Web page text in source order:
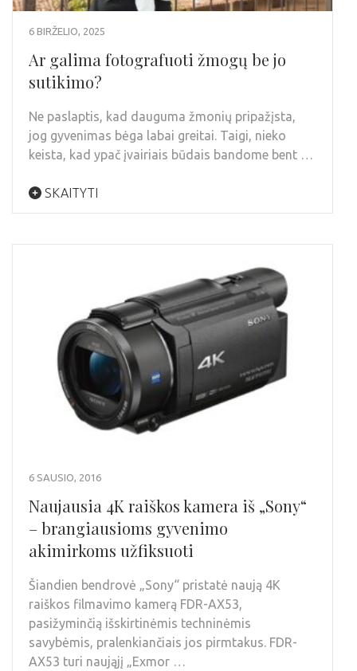
6 BIRŽELIO, 2025
Ar galima fotografuoti žmogų be jo
sutikimo?
Ne paslaptis, kad dauguma žmonių pripažįsta,
jog gyvenimas bėga labai greitai. Taigi, nieko
keista, kad ypač įvairiais būdais bandome bent …
SKAITYTI
6 SAUSIO, 2016
Naujausia 4K raiškos kamera iš „Sony“
– brangiausioms gyvenimo
akimirkoms užfiksuoti
Šiandien bendrovė „Sony“ pristatė naują 4K
raiškos filmavimo kamerą FDR-AX53,
pasižyminčią išskirtinėmis techninėmis
savybėmis, pralenkiančiais jos pirmtakus. FDR-
AX53 turi naująjį „Exmor …